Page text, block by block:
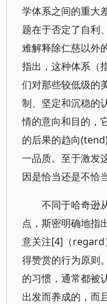
学体系之间的重大
题在于否定了自利
难解释除仁慈以外
指出，这种体系（
们对那些较低级的
制、坚定和沉稳的
情的意向和目的，
的后果的趋向
一品质。至于激发
因是恰当还是不恰
不同于哈奇逊
点，斯密明确地指
意关注[4]（regard
得赞赏的行为原则
的习惯，通常都被
出发而养成的，而